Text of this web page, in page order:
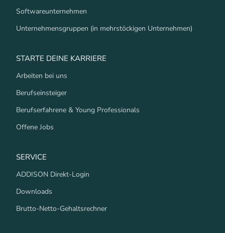
Softwareunternehmen
Unternehmensgruppen (in mehrstöckigen Unternehmen)
STARTE DEINE KARRIERE
Arbeiten bei uns
Berufseinsteiger
Berufserfahrene & Young Professionals
Offene Jobs
SERVICE
ADDISON Direkt-Login
Downloads
Brutto-Netto-Gehaltsrechner